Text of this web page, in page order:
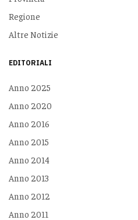
Regione
Altre Notizie
EDITORIALI
Anno 2025
Anno 2020
Anno 2016
Anno 2015
Anno 2014
Anno 2013
Anno 2012
Anno 2011